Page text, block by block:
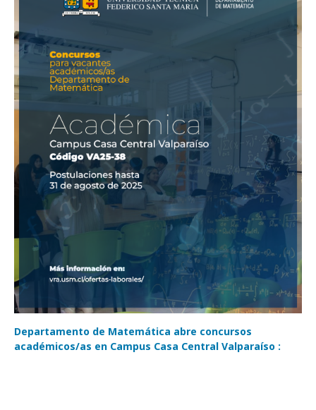
Departamento de Matemática abre concursos
académicos/as en Campus Casa Central Valparaíso :